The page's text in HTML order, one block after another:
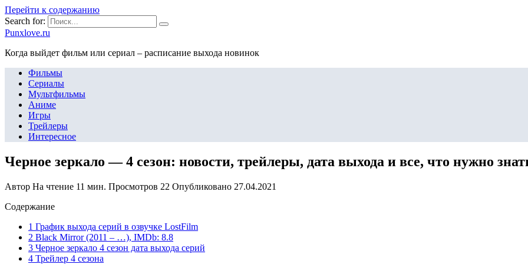
Перейти к содержанию
Search for:
Punxlove.ru
Когда выйдет фильм или сериал – расписание выхода новинок
Фильмы
Сериалы
Мультфильмы
Аниме
Игры
Трейлеры
Интересное
Черное зеркало — 4 сезон: новости, трейлеры, дата выхода и все, что нужно
Автор На чтение 11 мин. Просмотров 22 Опубликовано 27.04.2021
Содержание
1 График выхода серий в озвучке LostFilm
2 Black Mirror (2011 – …), IMDb: 8.8
3 Черное зеркало 4 сезон дата выхода серий
4 Трейлер 4 сезона